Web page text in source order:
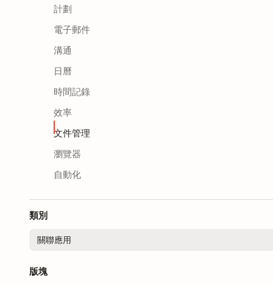
計劃
電子郵件
溝通
日曆
時間記錄
效率
文件管理
瀏覽器
自動化
類別
版塊